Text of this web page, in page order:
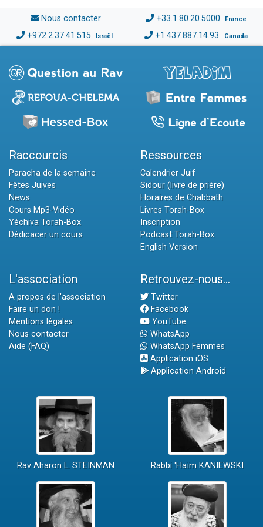
Nous contacter +33.1.80.20.5000 France
+972.2.37.41.515 Israël +1.437.887.14.93 Canada
Raccourcis
Paracha de la semaine
Fêtes Juives
News
Cours Mp3-Vidéo
Yéchiva Torah-Box
Dédicacer un cours
Ressources
Calendrier Juif
Sidour (livre de prière)
Horaires de Chabbath
Livres Torah-Box
Inscription
Podcast Torah-Box
English Version
L'association
A propos de l'association
Faire un don !
Mentions légales
Nous contacter
Aide (FAQ)
Retrouvez-nous...
Twitter
Facebook
YouTube
WhatsApp
WhatsApp Femmes
Application iOS
Application Android
Rav Aharon L. STEINMAN Rabbi 'Haïm KANIEWSKI